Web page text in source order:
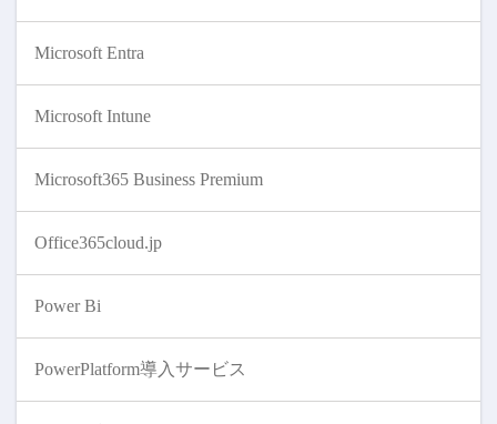
Microsoft Entra
Microsoft Intune
Microsoft365 Business Premium
Office365cloud.jp
Power Bi
PowerPlatform導入サービス